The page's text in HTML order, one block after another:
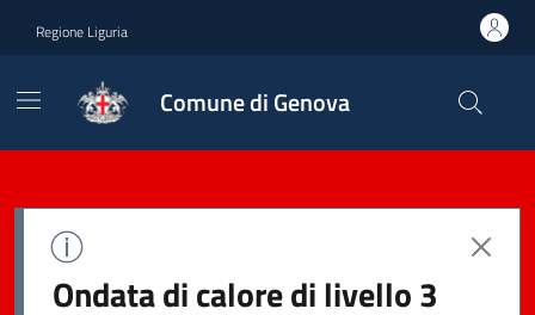
Regione Liguria
Comune di Genova
Ondata di calore di livello 3